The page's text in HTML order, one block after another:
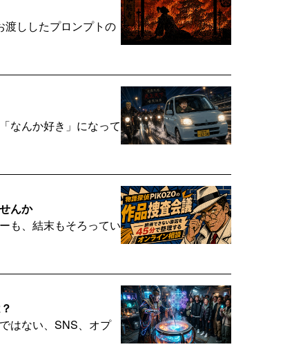
渡ししたプロンプトの
なんか好き」になって
んか
も、結末もそろってい
はない、SNS、オプ